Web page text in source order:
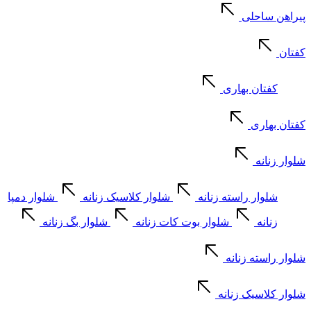
پیراهن ساحلی
کفتان
کفتان بهاری
کفتان بهاری
شلوار زنانه
شلوار راسته زنانه شلوار کلاسیک زنانه شلوار دمپا
زنانه شلوار بوت کات زنانه شلوار بگ زنانه
شلوار راسته زنانه
شلوار کلاسیک زنانه